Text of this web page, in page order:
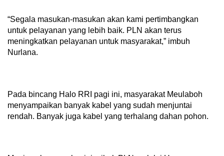
“Segala masukan-masukan akan kami pertimbangkan
untuk pelayanan yang lebih baik. PLN akan terus
meningkatkan pelayanan untuk masyarakat,” imbuh
Nurlana.
Pada bincang Halo RRI pagi ini, masyarakat Meulaboh
menyampaikan banyak kabel yang sudah menjuntai
rendah. Banyak juga kabel yang terhalang dahan pohon.